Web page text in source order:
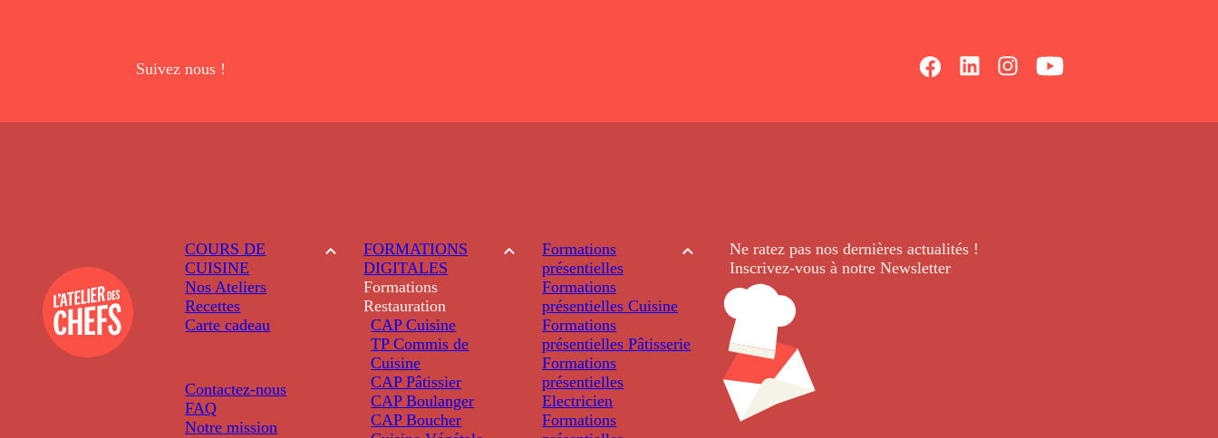
Suivez nous !
COURS DE
CUISINE
Nos Ateliers
Recettes
Carte cadeau
Contactez-nous
FAQ
Notre mission
FORMATIONS
DIGITALES
Formations
Restauration
CAP Cuisine
TP Commis de
Cuisine
CAP Pâtissier
CAP Boulanger
CAP Boucher
Formations
présentielles
Formations
présentielles Cuisine
Formations
présentielles Pâtisserie
Formations
présentielles
Electricien
Formations
Ne ratez pas nos dernièresactualités !
Inscrivez-vous à notre Newsletter.